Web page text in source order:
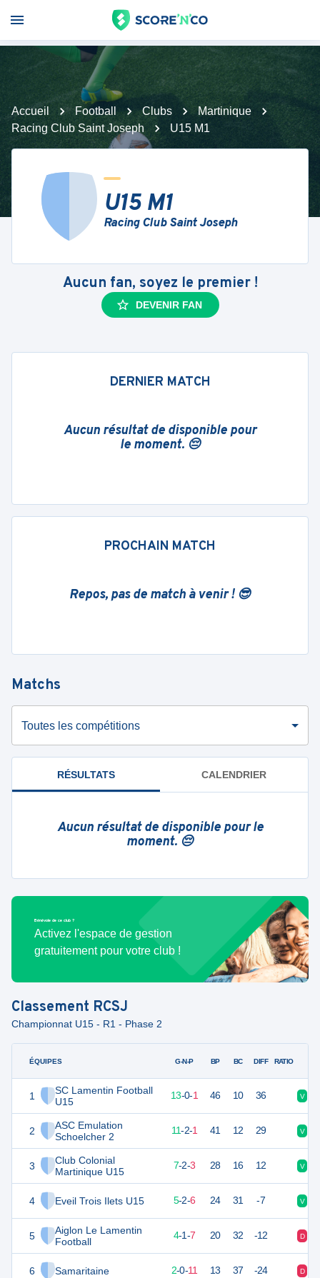
Accueil Football Clubs
Martinique
Racing Club Saint Joseph
U15 M1
U15 M1
Racing Club Saint Joseph
Aucun fan, soyez le premier !
DEVENIR FAN
DERNIER MATCH
Aucun résultat de disponible pour
le moment. 😔
PROCHAIN MATCH
Repos, pas de match à venir ! 😎
Matchs
Toutes les compétitions
RÉSULTATS CALENDRIER
Aucun résultat de disponible pour le
moment. 😔
Bénévole de ce club ?
Activez l'espace de gestion
gratuitement pour votre club !
Classement RCSJ
Championnat U15 - R1 - Phase 2
ÉQUIPES
1
SC Lamentin Football
U15
2
ASC Emulation
Schoelcher 2
3
Club Colonial
Martinique U15
4 Eveil Trois Ilets U15
5
Aiglon Le Lamentin
Football
6 Samaritaine
G-N-P BP BC DIFF RATIO
53 14 13-0-1 46 10 36 V
11-2-1 41 12 29 V
7-2-3 28 16 12 V
30 5-2-6 24 31 -7 V
25 4-1-7 20 32 -12 D
2-0-11 13 37 -24 D